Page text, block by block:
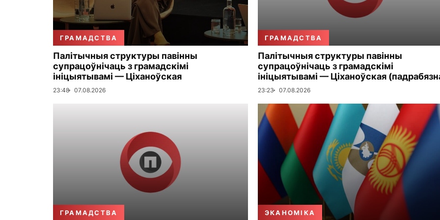
ГРАМАДСТВА
Палітычныя структуры павінны
супрацоўнічаць з грамадскімі
ініцыятывамі — Ціханоўская
23:48 07.08.2026
ГРАМАДСТВА
Палітычныя структуры павінны
супрацоўнічаць з грамадскімі
ініцыятывамі — Ціханоўская
23:23 07.08.2026
ГРАМАДСТВА ЭКАНОМІКА